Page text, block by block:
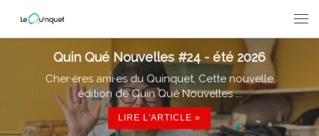
Passer au contenu
Quin Qué Nouvelles #24 - été 2026
Cher·ères ami·es du Quinquet, Cette nouvelle
édition de Quin Qué Nouvelles ...
LIRE L'ARTICLE »